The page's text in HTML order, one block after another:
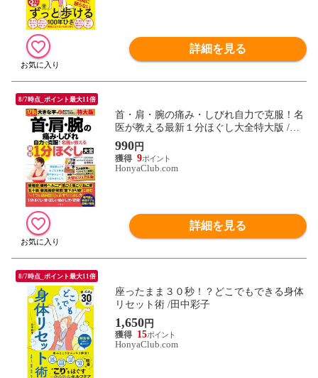
詳細を見る
8/7時点_ポイント最大11倍
首・肩・腕の痛み・しびれ自力で克服！名
医が教える最新１分ほぐし大全特大版 /金
岡恒治
990円
9
HonyaClub.com
詳細を見る
8/7時点_ポイント最大11倍
座ったまま３０秒！？どこでもできる身体
リセット術 /田中彩子
1,650円
15
HonyaClub.com